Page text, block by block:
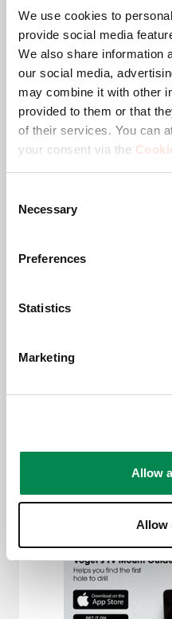
We use cookies to
provide social media
We also share information
our social media,
may combine it with other
provided to them or that
of their services. You can
your consent via the
Selection
Necessary
Preferences
Statistics
Marketing
Allow
Allow
2. Bepaal de
televisie op de wand